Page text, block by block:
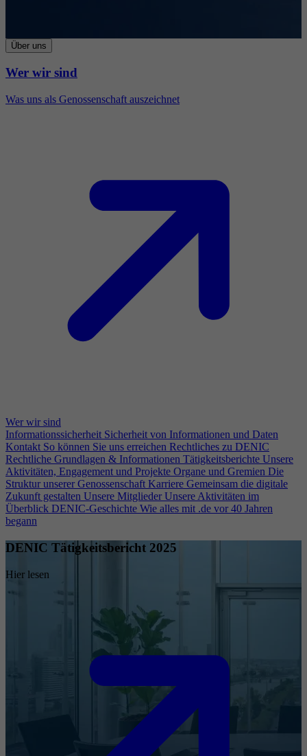
Über uns
Wer wir sind
Was uns als Genossenschaft auszeichnet
Wer wir sind
Informationssicherheit Sicherheit von Informationen und Daten
Kontakt So können Sie uns erreichen Rechtliches zu DENIC
Rechtliche Grundlagen & Informationen Tätigkeitsberichte Unsere
Aktivitäten, Engagement und Projekte Organe und Gremien Die
Struktur unserer Genossenschaft Karriere Gemeinsam die digitale
Zukunft gestalten Unsere Mitglieder Unsere Aktivitäten im
Überblick DENIC-Geschichte Wie alles mit .de vor 40 Jahren
begann
DENIC Tätigkeitsbericht 2025
Hier lesen